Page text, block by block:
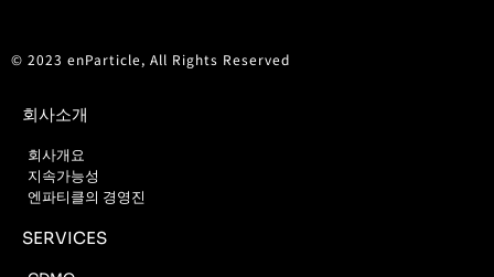
© 2023 enParticle, All Rights Reserved
회사소개
회사개요
지속가능성
엔파티클의 경영진
SERVICES